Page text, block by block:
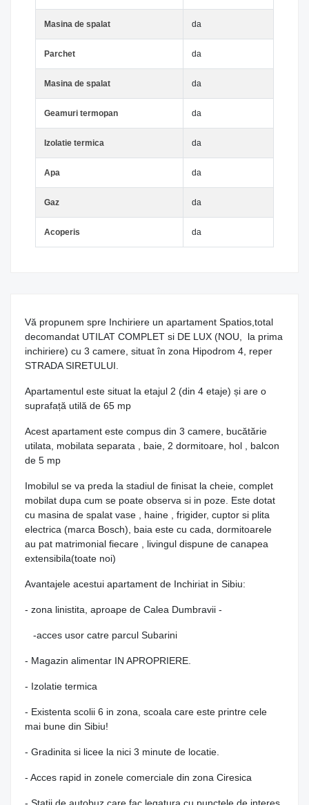
Masina de spalat da
Parchet da
Masina de spalat da
Geamuri termopan da
Izolatie termica da
Apa da
Gaz da
Acoperis da
Vă propunem spre Inchiriere un apartament Spatios,total
decomandat UTILAT COMPLET si DE LUX (NOU, la prima
inchiriere) cu 3 camere, situat în zona Hipodrom 4, reper
STRADA SIRETULUI.
Apartamentul este situat la etajul 2 (din 4 etaje) și are o
suprafață utilă de 65 mp
Acest apartament este compus din 3 camere, bucătărie
utilata, mobilata separata , baie, 2 dormitoare, hol , balcon
de 5 mp
Imobilul se va preda la stadiul de finisat la cheie, complet
mobilat dupa cum se poate observa si in poze. Este dotat
cu masina de spalat vase , haine , frigider, cuptor si plita
electrica (marca Bosch), baia este cu cada, dormitoarele
au pat matrimonial fiecare , livingul dispune de canapea
extensibila(toate noi)
Avantajele acestui apartament de Inchiriat in Sibiu:
- zona linistita, aproape de Calea Dumbravii -
-acces usor catre parcul Subarini
- Magazin alimentar IN APROPRIERE.
- Izolatie termica
- Existenta scolii 6 in zona, scoala care este printre cele
mai bune din Sibiu!
- Gradinita si licee la nici 3 minute de locatie.
- Acces rapid in zonele comerciale din zona Ciresica
- Statii de autobuz care fac legatura cu punctele de interes